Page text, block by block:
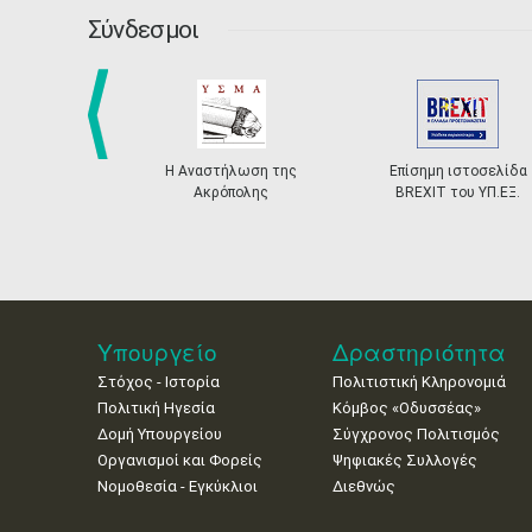
Σύνδεσμοι
Η Αναστήλωση της
Ακρόπολης
Επίσημη ιστοσελίδα
BREXIT του ΥΠ.ΕΞ.
Υπουργείο
Στόχος - Ιστορία
Πολιτική Ηγεσία
Δομή Υπουργείου
Οργανισμοί και Φορείς
Νομοθεσία - Εγκύκλιοι
Δραστηριότητα
Πολιτιστική Κληρονομιά
Κόμβος «Οδυσσέας»
Σύγχρονος Πολιτισμός
Ψηφιακές Συλλογές
Διεθνώς